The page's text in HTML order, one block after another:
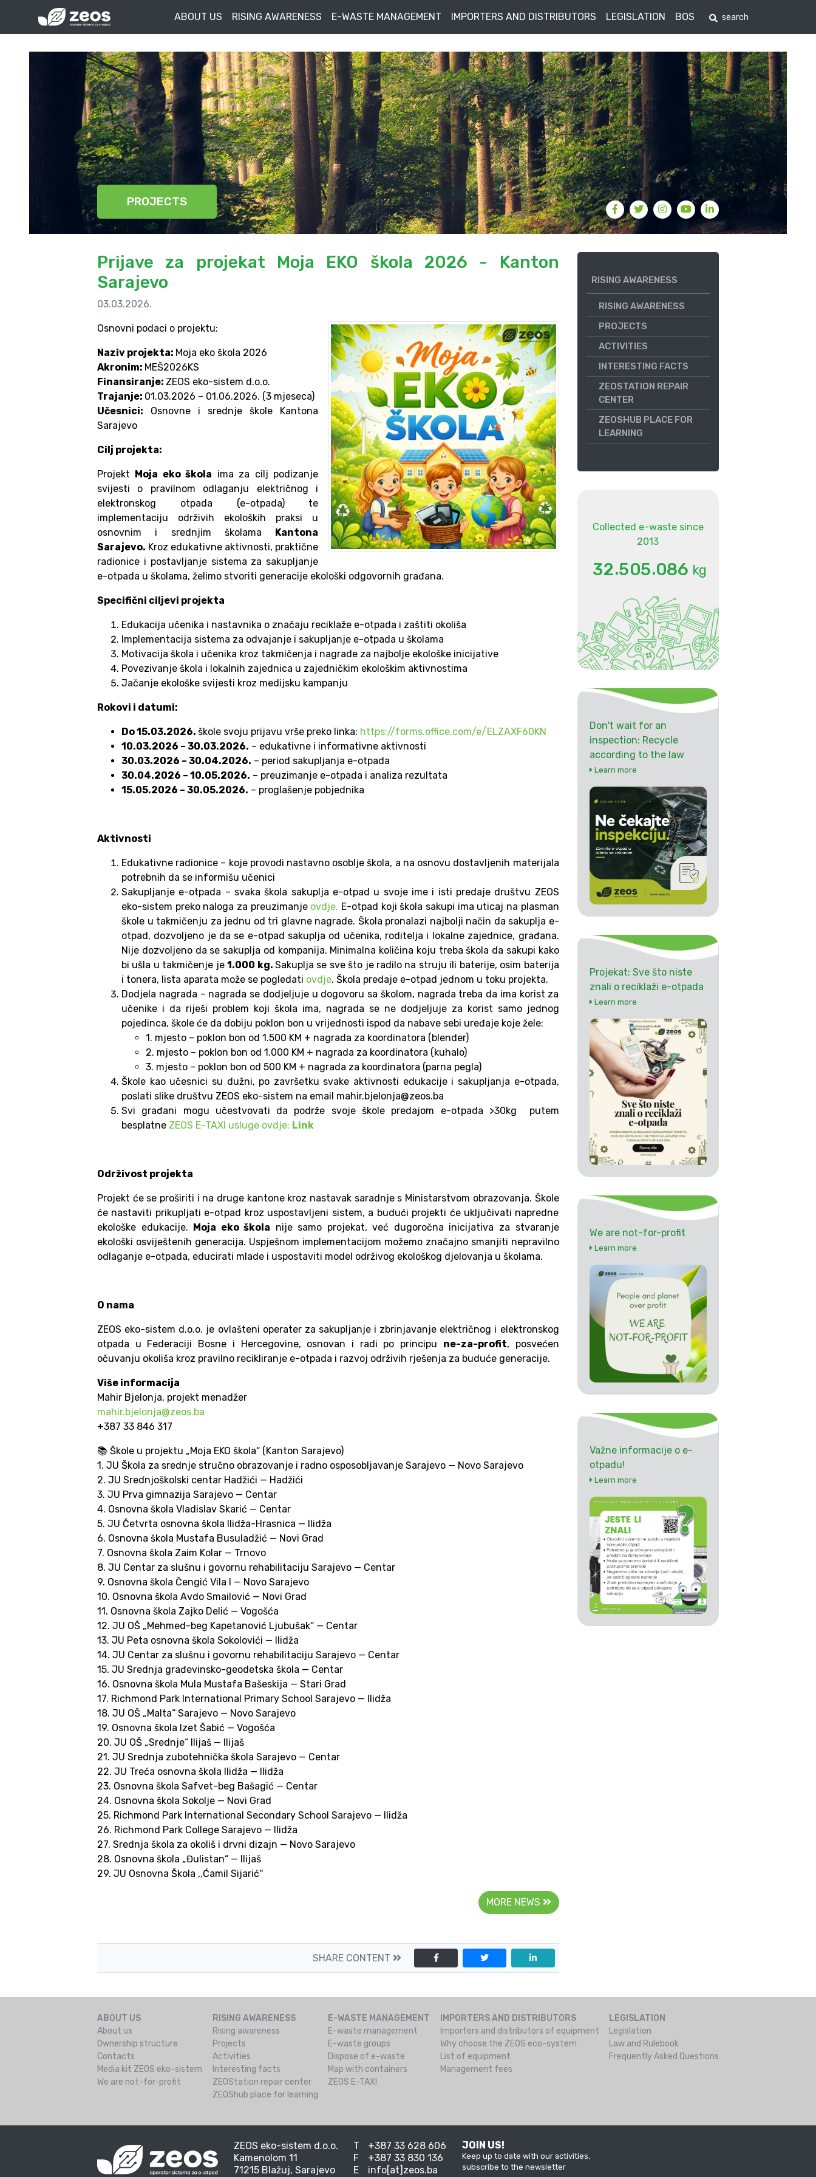
ABOUT US RISING AWARENESS E-WASTE MANAGEMENT IMPORTERS AND DISTRIBUTORS LEGISLATION BOS
PROJECTS
Prijave za projekat Moja EKO škola 2026 - Kanton
Sarajevo
03.03.2026.
Osnovni podaci o projektu:
Naziv projekta: Moja eko škola 2026
Akronim: MEŠ2026KS
Finansiranje: ZEOS eko-sistem d.o.o.
Trajanje: 01.03.2026 – 01.06.2026. (3 mjeseca)
Učesnici: Osnovne i srednje škole Kantona
Sarajevo
Cilj projekta:
Projekt Moja eko škola ima za cilj podizanje
svijesti o pravilnom odlaganju električnog i
elektronskog otpada (e-otpada) te
implementaciju održivih ekoloških praksi u
osnovnim i srednjim školama Kantona
Sarajevo. Kroz edukativne aktivnosti, praktične
radionice i postavljanje sistema za sakupljanje
e-otpada u školama, želimo stvoriti generacije ekološki odgovornih građana.
Specifični ciljevi projekta
Edukacija učenika i nastavnika o značaju reciklaže e-otpada i zaštiti okoliša
Implementacija sistema za odvajanje i sakupljanje e-otpada u školama
Motivacija škola i učenika kroz takmičenja i nagrade za najbolje ekološke inicijative
Povezivanje škola i lokalnih zajednica u zajedničkim ekološkim aktivnostima
Jačanje ekološke svijesti kroz medijsku kampanju
Rokovi i datumi:
Do 15.03.2026. škole svoju prijavu vrše preko linka: https://forms.office.com/e/ELZAXF60KN
10.03.2026 – 30.03.2026. – edukativne i informativne aktivnosti
30.03.2026 – 30.04.2026. – period sakupljanja e-otpada
30.04.2026 – 10.05.2026. – preuzimanje e-otpada i analiza rezultata
15.05.2026 – 30.05.2026. – proglašenje pobjednika
Aktivnosti
Edukativne radionice – koje provodi nastavno osoblje škola, a na osnovu dostavljenih materijala
potrebnih da se informišu učenici
Sakupljanje e-otpada – svaka škola sakuplja e-otpad u svoje ime i isti predaje društvu ZEOS
eko-sistem preko naloga za preuzimanje ovdje. E-otpad koji škola sakupi ima uticaj na plasman
škole u takmičenju za jednu od tri glavne nagrade. Škola pronalazi najbolji način da sakuplja e-
otpad, dozvoljeno je da se e-otpad sakuplja od učenika, roditelja i lokalne zajednice, građana.
Nije dozvoljeno da se sakuplja od kompanija. Minimalna količina koju treba škola da sakupi kako
bi ušla u takmičenje je1.000 kg. Sakuplja se sve što je radilo na struju ili baterije, osim baterija
i tonera, lista aparata može se pogledati ovdje. Škola predaje e-otpad jednom u toku projekta.
Dodjela nagrada – nagrada se dodjeljuje u dogovoru sa školom, nagrada treba da ima korist za
učenike i da riješi problem koji škola ima, nagrada se ne dodjeljuje za korist samo jednog
pojedinca, škole će da dobiju poklon bon u vrijednosti ispod da nabave sebi uređaje koje žele:
1. mjesto – poklon bon od 1.500 KM + nagrada za koordinatora (blender)
2. mjesto – poklon bon od 1.000 KM + nagrada za koordinatora (kuhalo)
3. mjesto – poklon bon od 500 KM + nagrada za koordinatora (parna pegla)
Škole kao učesnici su dužni, po završetku svake aktivnosti edukacije i sakupljanja e-otpada,
poslati slike društvu ZEOS eko-sistem na email mahir.bjelonja@zeos.ba
Svi građani mogu učestvovati da podrže svoje škole predajom e-otpada >30kg putem
besplatne ZEOS E-TAXI usluge ovdje: Link
Održivost projekta
Projekt će se proširiti i na druge kantone kroz nastavak saradnje s Ministarstvom obrazovanja. Škole
će nastaviti prikupljati e-otpad kroz uspostavljeni sistem, a budući projekti će uključivati napredne
ekološke edukacije. Moja eko škola nije samo projekat, već dugoročna inicijativa za stvaranje
ekološki osviještenih generacija. Uspješnom implementacijom možemo značajno smanjiti nepravilno
odlaganje e-otpada, educirati mlade i uspostaviti model održivog ekološkog djelovanja u školama.
O nama
ZEOS eko-sistem d.o.o. je ovlašteni operater za sakupljanje i zbrinjavanje električnog i elektronskog
otpada u Federaciji Bosne i Hercegovine, osnovan i radi po principu ne-za-profit, posvećen
očuvanju okoliša kroz pravilno recikliranje e-otpada i razvoj održivih rješenja za buduće generacije.
Više informacija
Mahir Bjelonja, projekt menadžer
mahir.bjelonja@zeos.ba
+387 33 846 317
📚 Škole u projektu „Moja EKO škola“ (Kanton Sarajevo)
1. JU Škola za srednje stručno obrazovanje i radno osposobljavanje Sarajevo — Novo Sarajevo
2. JU Srednjoškolski centar Hadžići — Hadžići
3. JU Prva gimnazija Sarajevo — Centar
4. Osnovna škola Vladislav Skarić — Centar
5. JU Četvrta osnovna škola Ilidža-Hrasnica — Ilidža
6. Osnovna škola Mustafa Busuladžić — Novi Grad
7. Osnovna škola Zaim Kolar — Trnovo
8. JU Centar za slušnu i govornu rehabilitaciju Sarajevo — Centar
9. Osnovna škola Čengić Vila I — Novo Sarajevo
10. Osnovna škola Avdo Smailović — Novi Grad
11. Osnovna škola Zajko Delić — Vogošća
12. JU OŠ „Mehmed-beg Kapetanović Ljubušak“ — Centar
13. JU Peta osnovna škola Sokolovići — Ilidža
14. JU Centar za slušnu i govornu rehabilitaciju Sarajevo — Centar
15. JU Srednja građevinsko-geodetska škola — Centar
16. Osnovna škola Mula Mustafa Bašeskija — Stari Grad
17. Richmond Park International Primary School Sarajevo — Ilidža
18. JU OŠ „Malta“ Sarajevo — Novo Sarajevo
19. Osnovna škola Izet Šabić — Vogošća
20. JU OŠ „Srednje“ Ilijaš — Ilijaš
21. JU Srednja zubotehnička škola Sarajevo — Centar
22. JU Treća osnovna škola Ilidža — Ilidža
23. Osnovna škola Safvet-beg Bašagić — Centar
24. Osnovna škola Sokolje — Novi Grad
25. Richmond Park International Secondary School Sarajevo — Ilidža
26. Richmond Park College Sarajevo — Ilidža
27. Srednja škola za okoliš i drvni dizajn — Novo Sarajevo
28. Osnovna škola „Đulistan“ — Ilijaš
29. JU Osnovna Škola ,,Ćamil Sijarić''
MORE NEWS
SHARE CONTENT
RISING AWARENESS
RISING AWARENESS
PROJECTS
ACTIVITIES
INTERESTING FACTS
ZEOSTATION REPAIR
CENTER
ZEOSHUB PLACE FOR
LEARNING
Collected e-waste since
2013
32.505.086 kg
Don't wait for an
inspection: Recycle
according to the law
Learn more
Projekat: Sve što niste
znali o reciklaži e-otpada
Learn more
We are not-for-profit
Learn more
Važne informacije o e-
otpadu!
Learn more
ABOUT US
About us
Ownership structure
Contacts
Media kit ZEOS eko-sistem
We are not-for-profit
RISING AWARENESS
Rising awareness
Projects
Activities
Interesting facts
ZEOStation repair center
ZEOShub place for learning
E-WASTE MANAGEMENT
E-waste management
E-waste groups
Dispose of e-waste
Map with containers
ZEOS E-TAXI
IMPORTERS AND DISTRIBUTORS
Importers and distributors of equipment
Why choose the ZEOS eco-system
List of equipment
Management fees
LEGISLATION
Legislation
Law and Rulebook
Frequently Asked Questions
ZEOS eko-sistem d.o.o.
Kamenolom 11
71215 Blažuj, Sarajevo
T
+387 33 628 606
F
+387 33 830 136
E
info[at]zeos.ba
JOIN US!
Keep up to date with our activities,
subscribe to the newsletter